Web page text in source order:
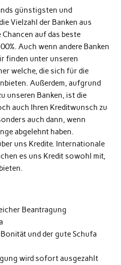
günstigsten und
Vielzahl der Banken aus
auf das beste
Auch wenn andere Banken
finden unter unseren
welche, die sich für die
Außerdem, aufgrund
unseren Banken, ist die
auch Ihren Kreditwunsch zu
auch dann, wenn
abgelehnt haben.
uns Kredite. Internationale
es uns Kredit sowohl mit,
Beantragung
und der gute Schufa
wird sofort ausgezahlt